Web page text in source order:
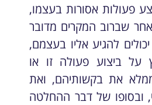
פעולות אסורות בעצמו,
שברוב המקרים מדובר
להגיע אליו בעצמם,
על ביצוע פעולה זו או
את בקשותיהם, ואת
ובסופו של דבר ההחלטה